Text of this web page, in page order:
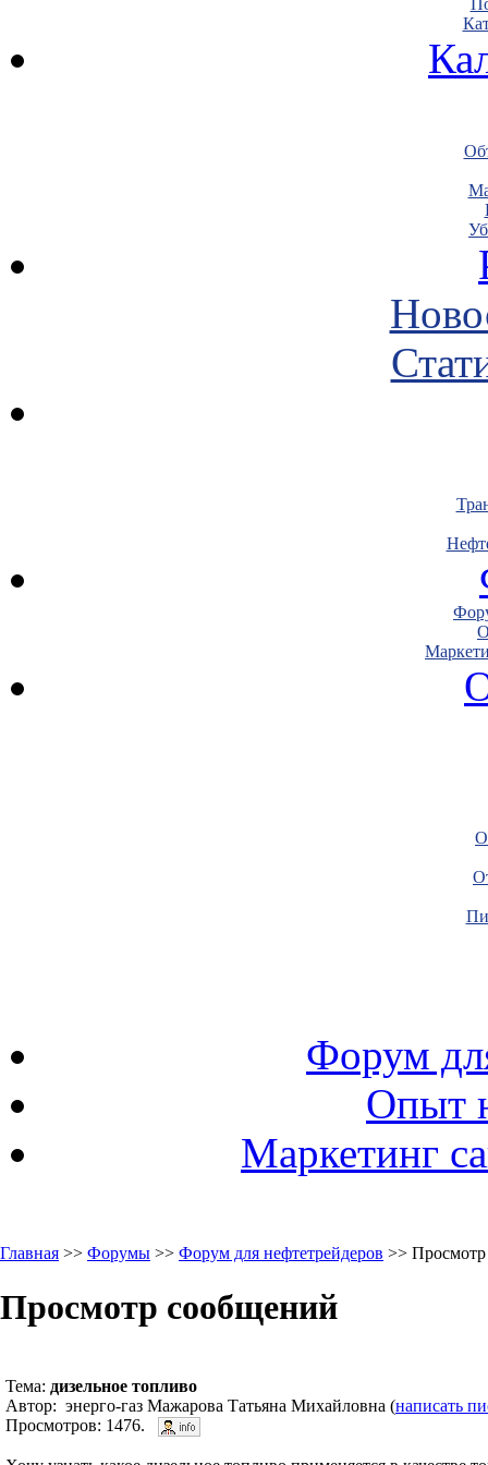
Форум
Опыт
Маркетинг
Главная >> Форумы >> Форум для нефтетрейдеров >>
Просмотр сообщений
Тема: дизельное топливо
Автор: энерго-газ Мажарова Татьяна Михайловна (написать
Просмотров: 1476.